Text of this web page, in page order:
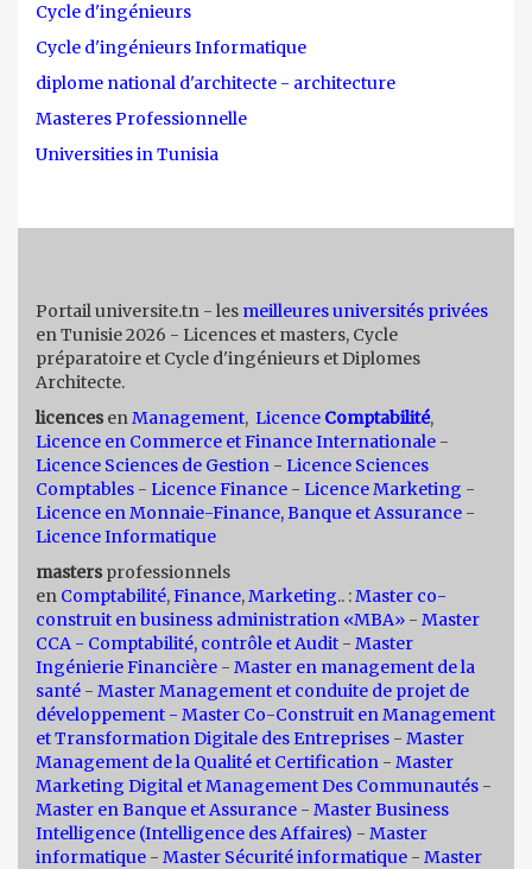
Cycle d'ingénieurs
Cycle d'ingénieurs Informatique
diplome national d'architecte - architecture
Masteres Professionnelle
Universities in Tunisia
Portail universite.tn - les meilleures universités privées
en Tunisie 2026 - Licences et masters, Cycle
préparatoire et Cycle d'ingénieurs et Diplomes
Architecte.
licences enManagement, Licence Comptabilité,
Licence en Commerce et Finance Internationale -
Licence Sciences de Gestion - Licence Sciences
Comptables - Licence Finance - Licence Marketing -
Licence en Monnaie-Finance, Banque et Assurance -
Licence Informatique
masters professionnels
en Comptabilité,Finance,Marketing.. :Master co-
construit en business administration «MBA» - Master
CCA - Comptabilité, contrôle et Audit - Master
Ingénierie Financière - Master en management de la
santé - Master Management et conduite de projet de
développement - Master Co-Construit en Management
et Transformation Digitale des Entreprises - Master
Management de la Qualité et Certification - Master
Marketing Digital et Management Des Communautés -
Master en Banque et Assurance - Master Business
Intelligence (Intelligence des Affaires) - Master
informatique - Master Sécurité informatique - Master